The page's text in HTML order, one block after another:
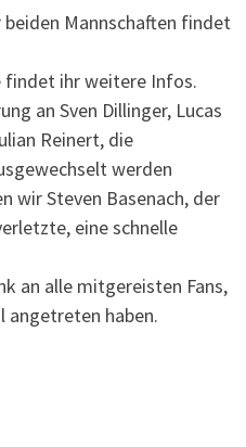
Mannschaften findet
ihr weitere Infos.
an Sven Dillinger, Lucas
Reinert, die
werden
wir Steven Basenach, der
eine schnelle
an alle mitgereisten Fans,
angetreten haben.